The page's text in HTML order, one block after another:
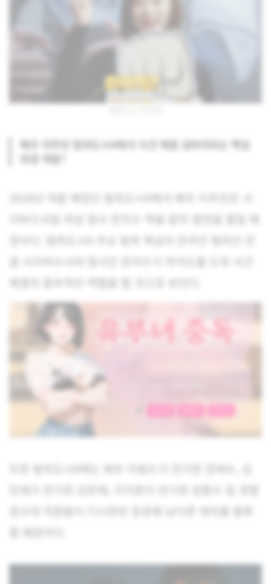
배우 이주빈 범죄도시4에서 사건 해결 실마리되는 핵심
여경 역할?
2024년 개봉 예정인 범죄도시4에서 배우 이주빈은 사
이버수사팀 여성 형사 한지수 역을 맡아 열연을 펼칠 예
정이다. 범죄도시4 주요 범죄 핵심이 온라인 범죄인 만
큼 사이버수사대 형사인 한지수가 마석도를 도와 사건
해결의 중추적인 역할을 할 것으로 보인다.
또한 범죄도시4에는 배우 이범수가 연기한 장태수, 김
광수대 직원들이 다시한번 등장해 남다른 케미를 발휘
할 예정이다.